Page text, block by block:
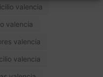
valencia
valencia
valencia
valencia